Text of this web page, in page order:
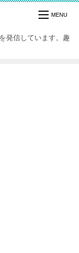
発信しています。趣